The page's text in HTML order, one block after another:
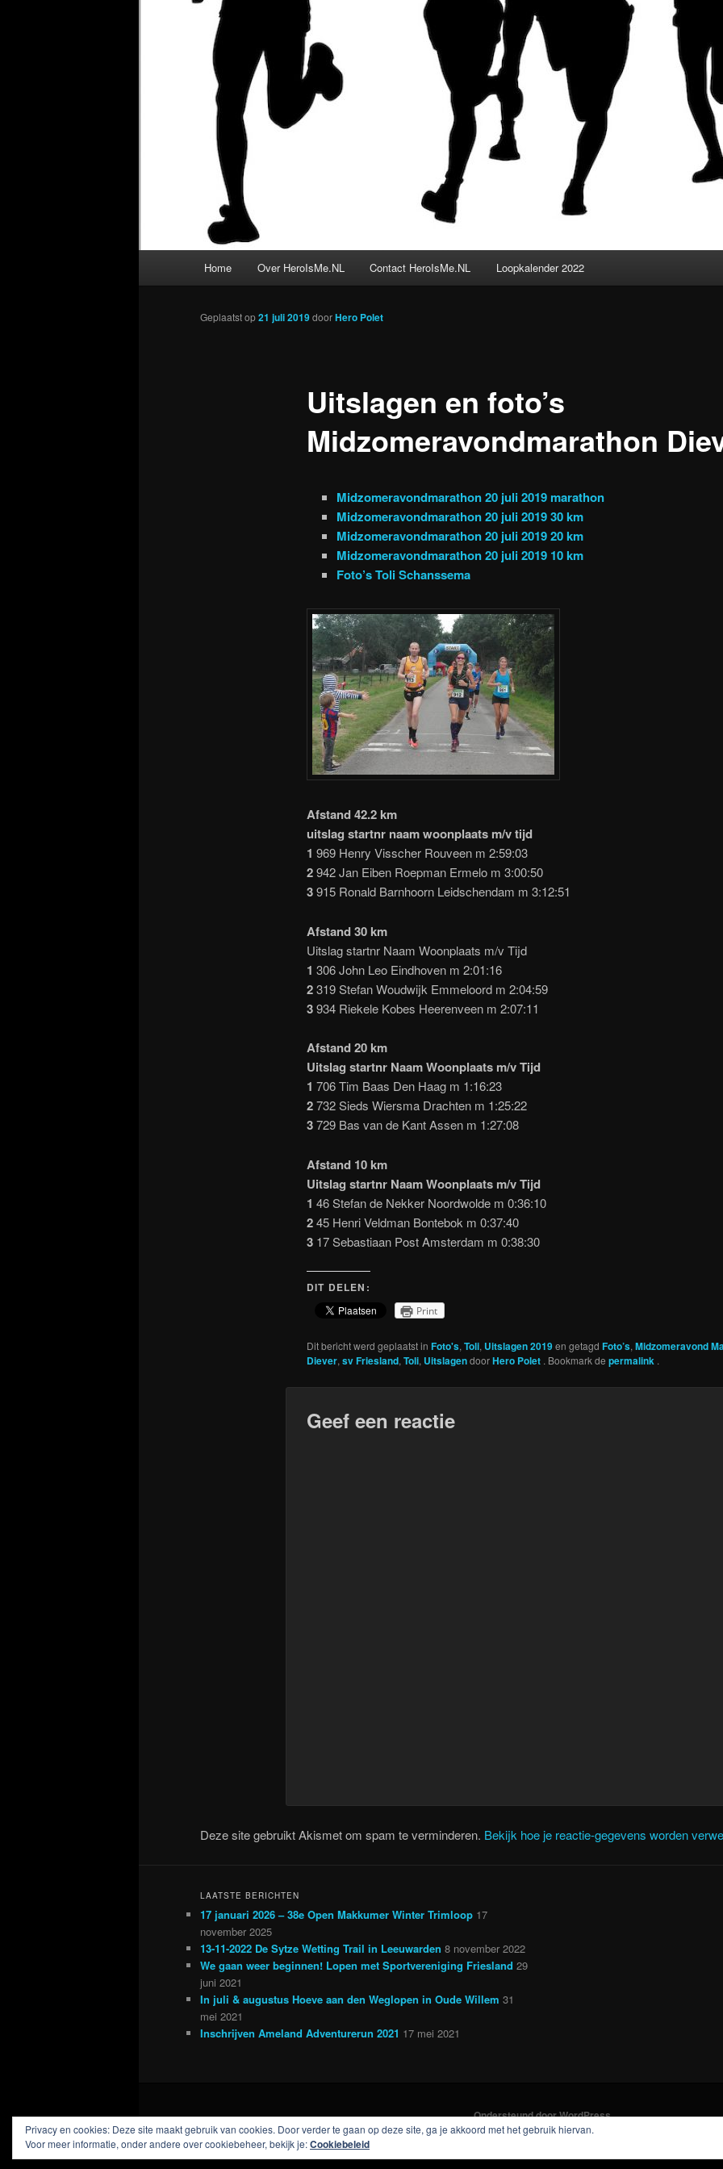
Home Over HeroIsMe.NL Contact HeroIsMe.NL Loopkalender 2022
Uitslagen en foto’s
Midzomeravondmarathon
Geplaatst op21 juli 2019doorHero Polet
Midzomeravondmarathon 20 juli 2019 marathon
Midzomeravondmarathon 20 juli 2019 30 km
Midzomeravondmarathon 20 juli 2019 20 km
Midzomeravondmarathon 20 juli 2019 10 km
Foto’s Toli Schanssema
Afstand 42.2 km
uitslag startnr naam woonplaats m/v tijd
1 969 Henry Visscher Rouveen m 2:59:03
2942 Jan Eiben Roepman Ermelo m 3:00:50
3915 Ronald Barnhoorn Leidschendam m 3:12:51
Afstand 30 km
Uitslag startnr Naam Woonplaats m/v Tijd
1 306 John Leo Eindhoven m 2:01:16
2319 Stefan Woudwijk Emmeloord m 2:04:59
3934 Riekele Kobes Heerenveen m 2:07:11
Afstand 20 km
Uitslag startnr Naam Woonplaats m/v Tijd
1 706 Tim Baas Den Haag m 1:16:23
2732 Sieds Wiersma Drachten m 1:25:22
3729 Bas van de Kant Assen m 1:27:08
Afstand 10 km
Uitslag startnr Naam Woonplaats m/v Tijd
1 46 Stefan de Nekker Noordwolde m 0:36:10
245 Henri Veldman Bontebok m 0:37:40
317 Sebastiaan Post Amsterdam m 0:38:30
DIT DELEN:
Print
Dit bericht werd geplaatst in Foto's, Toli, Uitslagen 2019en getagd Foto’s, Midzomeravond
Diever, sv Friesland, Toli, UitslagendoorHero Polet . Bookmark de permalink .
Geef een reactie
Deze site gebruikt Akismet om spam te verminderen. Bekijk hoe je reactie-gegevens worden
LAATSTE BERICHTEN
17 januari 2026 – 38e Open Makkumer Winter Trimloop 17
november 2025
13-11-2022 De Sytze Wetting Trail in Leeuwarden 8 november 2022
We gaan weer beginnen! Lopen met Sportvereniging Friesland 29
juni 2021
In juli & augustus Hoeve aan den Weglopen in Oude Willem 31
mei 2021
Inschrijven Ameland Adventurerun 2021 17 mei 2021
Ondersteund door WordPress
Privacy en cookies: Deze site maakt gebruik van cookies. Door verder te gaan op deze site, ga je akkoord met het gebruik hiervan.
Voor meer informatie, onder andere over cookiebeheer, bekijk je:Cookiebeleid